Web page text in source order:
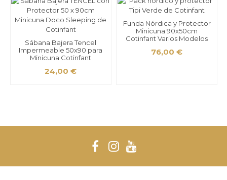
Sábana Bajera Tencel
Impermeable 50x90 para
Minicuna Cotinfant
24,00 €
Funda Nórdica y Protector
Minicuna 90x50cm
Cotinfant Varios Modelos
76,00 €